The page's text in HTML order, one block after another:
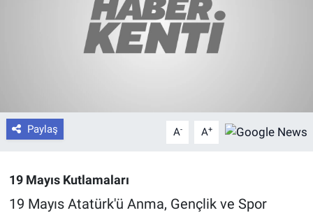
Paylaş A- A+
19 Mayıs Kutlamaları
19 Mayıs Atatürk'ü Anma, Gençlik ve Spor